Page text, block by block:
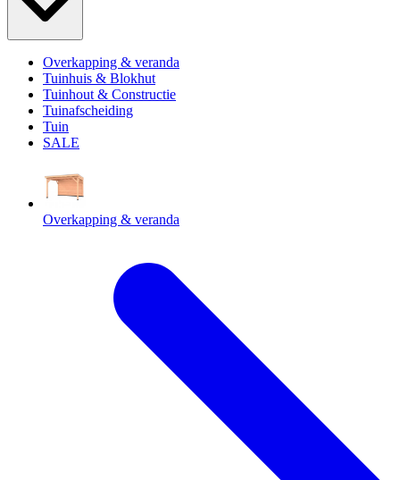
Overkapping & veranda
Tuinhuis & Blokhut
Tuinhout & Constructie
Tuinafscheiding
Tuin
SALE
Overkapping & veranda